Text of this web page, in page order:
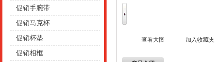
促销手腕带
促销马克杯
促销杯垫
促销相框
查看大图 加入收藏夹